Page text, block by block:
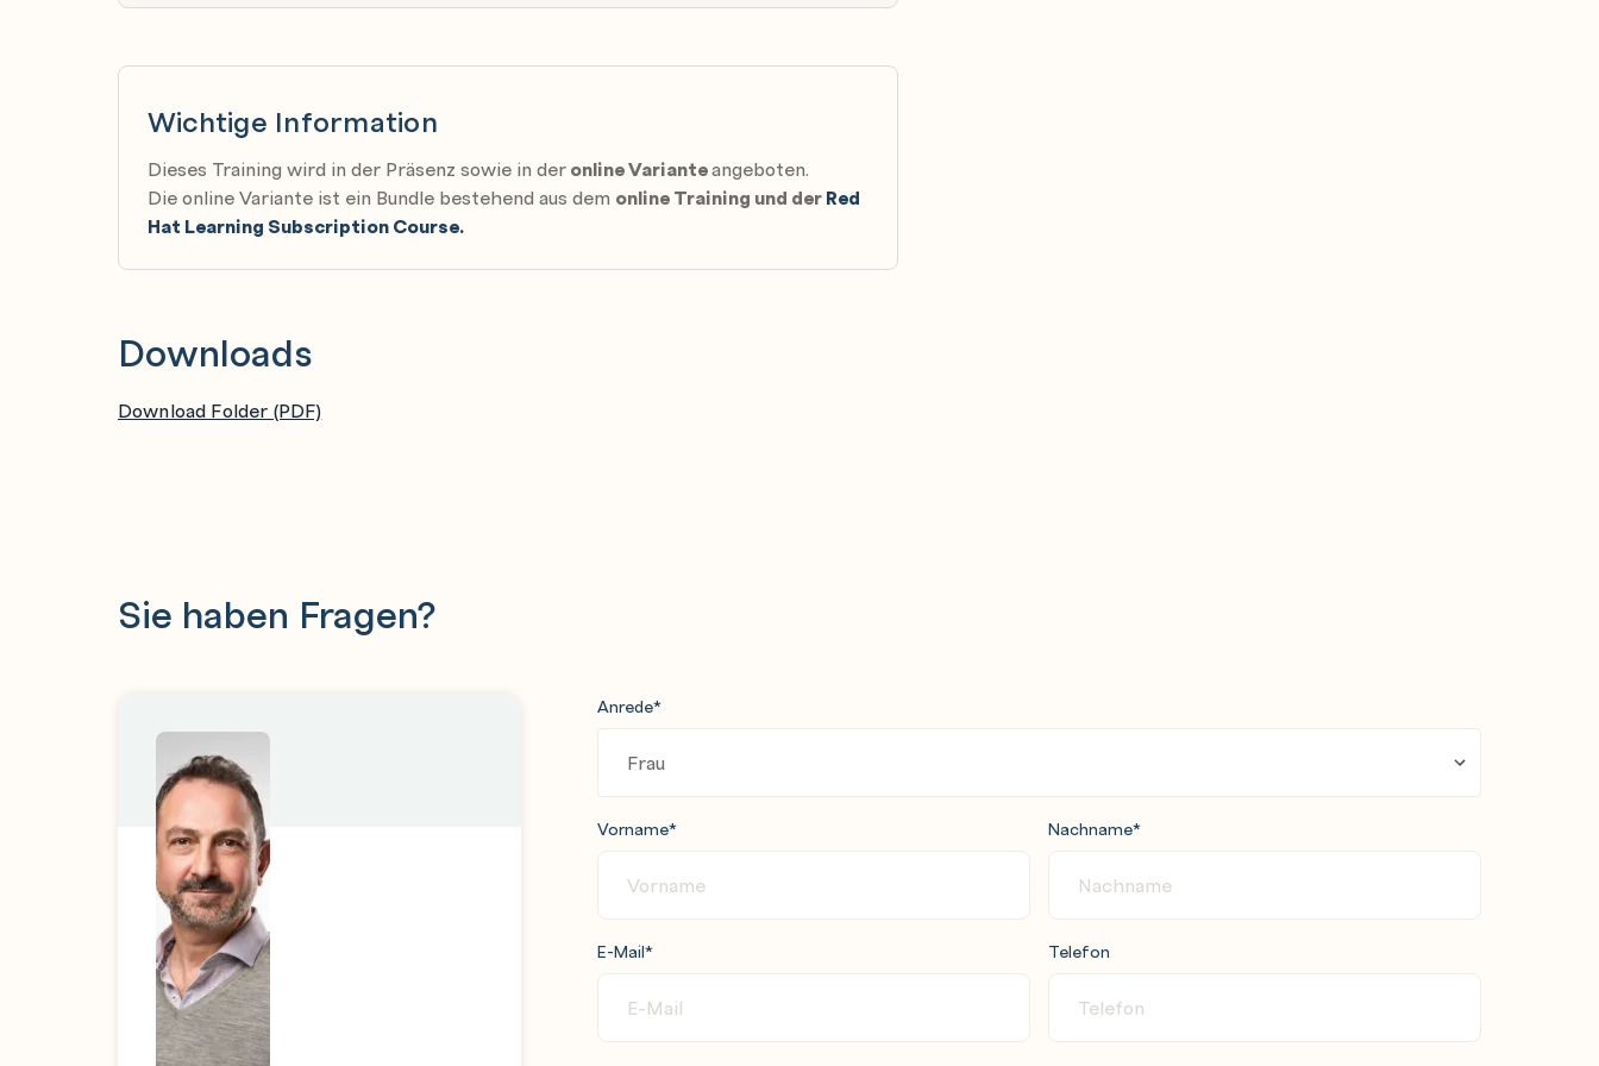
Configure iSCSI initiators on your servers to access block-based storage devices
provided by network storage arrays or Ceph storage clusters.
Wichtige Information
Dieses Training wird in der Präsenz sowie in deronline Varianteangeboten.
Die online Variante ist ein Bundle bestehend aus dem online Training und derRed
Hat Learning Subscription Course.
Downloads
Download Folder (PDF)
Sie haben Fragen?
Anrede*
Vorname* Nachname*
E-Mail* Telefon